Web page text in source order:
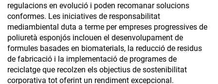
regulacions en evolució i poden recomanar solucions
conformes. Les iniciatives de responsabilitat
mediambiental duta a terme per empreses progressives de
poliuretà esponjós inclouen el desenvolupament de
formules basades en biomaterials, la reducció de residus
de fabricació i la implementació de programes de
reciclatge que recolzen els objectius de sostenibilitat
corporativa tot oferint un rendiment excepcional.